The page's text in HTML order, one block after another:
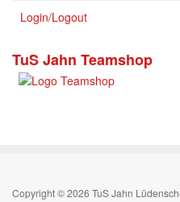
Login/Logout
TuS Jahn Teamshop
Copyright © 2026 TuS Jahn